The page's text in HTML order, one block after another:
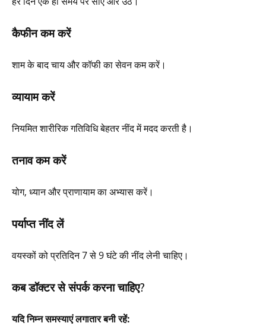
कैफीन कम करें
शाम के बाद चाय और कॉफी का सेवन कम करें।
व्यायाम करें
नियमित शारीरिक गतिविधि बेहतर नींद में मदद करती है।
तनाव कम करें
योग, ध्यान और प्राणायाम का अभ्यास करें।
पर्याप्त नींद लें
वयस्कों को प्रतिदिन 7 से 9 घंटे की नींद लेनी चाहिए।
कब डॉक्टर से संपर्क करना चाहिए?
यदि निम्न समस्याएं लगातार बनी रहें: